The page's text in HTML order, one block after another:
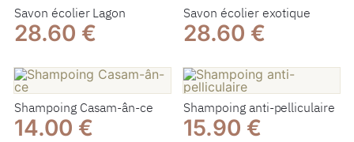
Savon écolier Lagon
28.60 €
Savon écolier exotique
28.60 €
Shampoing Casam-ân-ce
14.00 €
Shampoing anti-pelliculaire
15.90 €